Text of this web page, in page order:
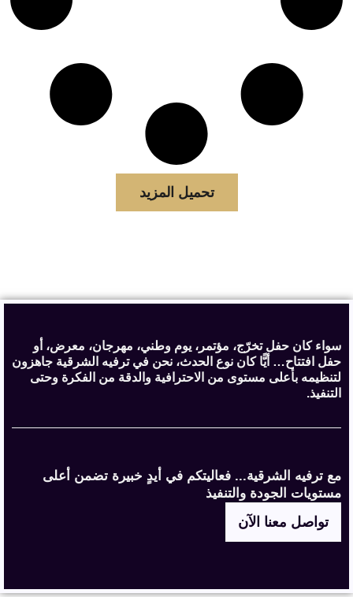
تحميل المزيد
سواء كان حفل تخرّج، مؤتمر، يوم وطني، مهرجان، معرض، أو
حفل افتتاح… أيًّا كان نوع الحدث، نحن في ترفيه الشرقية جاهزون
لتنظيمه بأعلى مستوى من الاحترافية والدقة من الفكرة وحتى
التنفيذ.
مع ترفيه الشرقية... فعاليتكم في أيدٍ خبيرة تضمن أعلى
مستويات الجودة والتنفيذ
تواصل معنا الآن